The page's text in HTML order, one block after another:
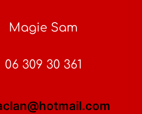
Magie Sam
06 309 30 361